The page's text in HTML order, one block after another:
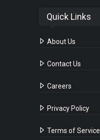
Quick Links
About Us
Contact Us
Careers
Privacy Policy
Terms of Service